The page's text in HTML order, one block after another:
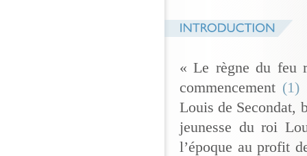
« Le règne du feu
commencement (1)
Louis de Secondat,
jeunesse du roi
l’époque au profit